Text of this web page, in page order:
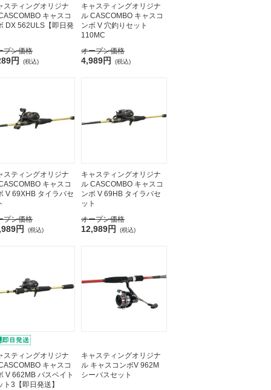
スティングオリジナ
キャスコ
DX 562ULS【即日発
プン価格
円 (税込)
キャスティングオリジナ
ル CASCOMBO キャスコ
ンボ V 穴釣りセット
110MC
オープン価格
4,989円 (税込)
スティングオリジナ
キャスコ
V 69XHB タイラバセ
プン価格
円 (税込)
キャスティングオリジナ
ル CASCOMBO キャスコ
ンボ V 69HB タイラバセ
ット
オープン価格
12,989円 (税込)
スティングオリジナ
キャスコ
V 662MB バスベイト
ト3【即日発送】
キャスティングオリジナ
ル キャスコンボV 962M
シーバスセット